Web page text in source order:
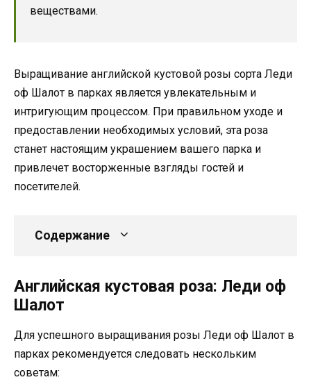
веществами.
Выращивание английской кустовой розы сорта Леди
оф Шалот в парках является увлекательным и
интригующим процессом. При правильном уходе и
предоставлении необходимых условий, эта роза
станет настоящим украшением вашего парка и
привлечет восторженные взгляды гостей и
посетителей.
Содержание
Английская кустовая роза: Леди оф
Шалот
Для успешного выращивания розы Леди оф Шалот в
парках рекомендуется следовать нескольким
советам: